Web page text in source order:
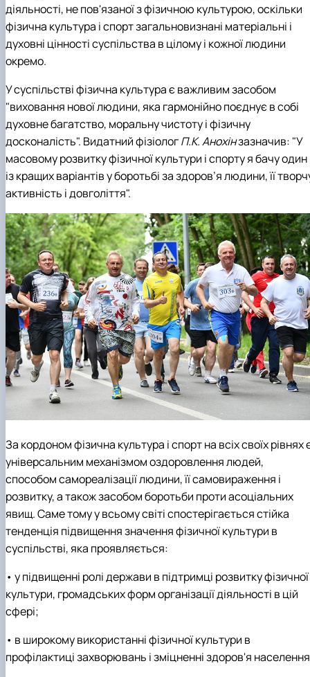
діяльності, не пов'язаної з фізичною культурою, оскільки
фізична культура і спорт загальновизнані матеріальні і
духовні цінності суспільства в цілому і кожної людини
окремо.
У суспільстві фізична культура є важливим засобом
"виховання нової людини, яка гармонійно поєднує в собі
духовне багатство, моральну чистоту і фізичну
досконалість". Видатний фізіологП.К. Анохінзазначив: "У
масовому розвитку фізичної культури і спорту я бачу один
із кращих варіантів у боротьбі за здоров’я людини, її
активність і довголіття".
За кордоном фізична культура і спорт на всіх своїх рівнях
універсальним механізмом оздоровлення людей,
способом самореалізації людини, її самовираження і
розвитку, а також засобом боротьби проти асоціальних
явищ. Саме тому у всьому світі спостерігається стійка
тенденція підвищення значення фізичної культури в
суспільстві, яка проявляється:
• у підвищенні ролі держави в підтримці розвитку фізичної
культури, громадських форм організації діяльності в цій
сфері;
• в широкому використанні фізичної культури в
профілактиці захворювань і зміцненні здоров'я